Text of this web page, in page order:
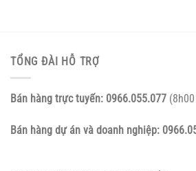
TỔNG ĐÀI HỖ TRỢ
Bán hàng trực tuyến: 0966.055.077
Bán hàng dự án và doanh nghiệp: